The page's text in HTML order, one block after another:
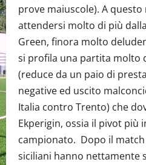
prove maiuscole). A
attendersi molto di più
Green, finora molto
si profila una partita molto
(reduce da un paio di
negative ed uscito
Italia contro Trento) che
Ekperigin, ossia il pivot più
campionato. Dopo il
siciliani hanno nettamente